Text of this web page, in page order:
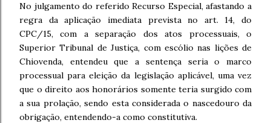
No julgamento do referido Recurso Especial, afastando a
regra da aplicação imediata prevista no art. 14, do
CPC/15, com a separação dos atos processuais, o
Superior Tribunal de Justiça, com escólio nas lições de
Chiovenda, entendeu que a sentença seria o marco
processual para eleição da legislação aplicável, uma vez
que o direito aos honorários somente teria surgido com
a sua prolação, sendo esta considerada o nascedouro da
obrigação, entendendo-a como constitutiva.